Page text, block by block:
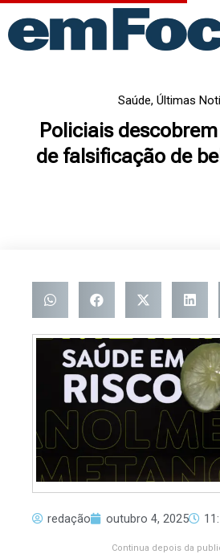
para
Saúde, Últimas
Policiais
de falsificação de
redação outubro 4, 2025
Continua depois da